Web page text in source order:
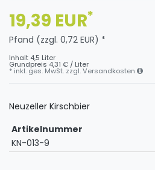
19,39 EUR*
Pfand (zzgl. 0,72 EUR) *
Inhalt 4,5 Liter
Grundpreis 4,31 € / Liter
* inkl. ges. MwSt. zzgl.Versandkosten
Neuzeller Kirschbier
Artikelnummer
KN-013-9